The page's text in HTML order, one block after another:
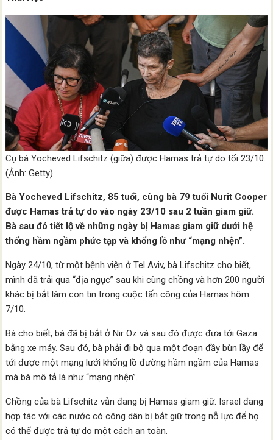
Cụ bà Yocheved Lifschitz (giữa) được Hamas trả tự do tối 23/10.
(Ảnh: Getty).
Bà Yocheved Lifschitz, 85 tuổi, cùng bà 79 tuổi Nurit Cooper
được Hamas trả tự do vào ngày 23/10 sau 2 tuần giam giữ.
Bà sau đó tiết lộ về những ngày bị Hamas giam giữ dưới hệ
thống hầm ngầm phức tạp và khổng lồ như “mạng nhện”.
Ngày 24/10, từ một bệnh viện ở Tel Aviv, bà Lifschitz cho biết,
mình đã trải qua “địa ngục” sau khi cùng chồng và hơn 200 người
khác bị bắt làm con tin trong cuộc tấn công của Hamas hôm
7/10.
Bà cho biết, bà đã bị bắt ở Nir Oz và sau đó được đưa tới Gaza
bằng xe máy. Sau đó, bà phải đi bộ qua một đoạn đầy bùn lầy để
tới được một mạng lưới khổng lồ đường hầm ngầm của Hamas
mà bà mô tả là như “mạng nhện”.
Chồng của bà Lifschitz vẫn đang bị Hamas giam giữ. Israel đang
hợp tác với các nước có công dân bị bắt giữ trong nỗ lực để họ
có thể được trả tự do một cách an toàn.